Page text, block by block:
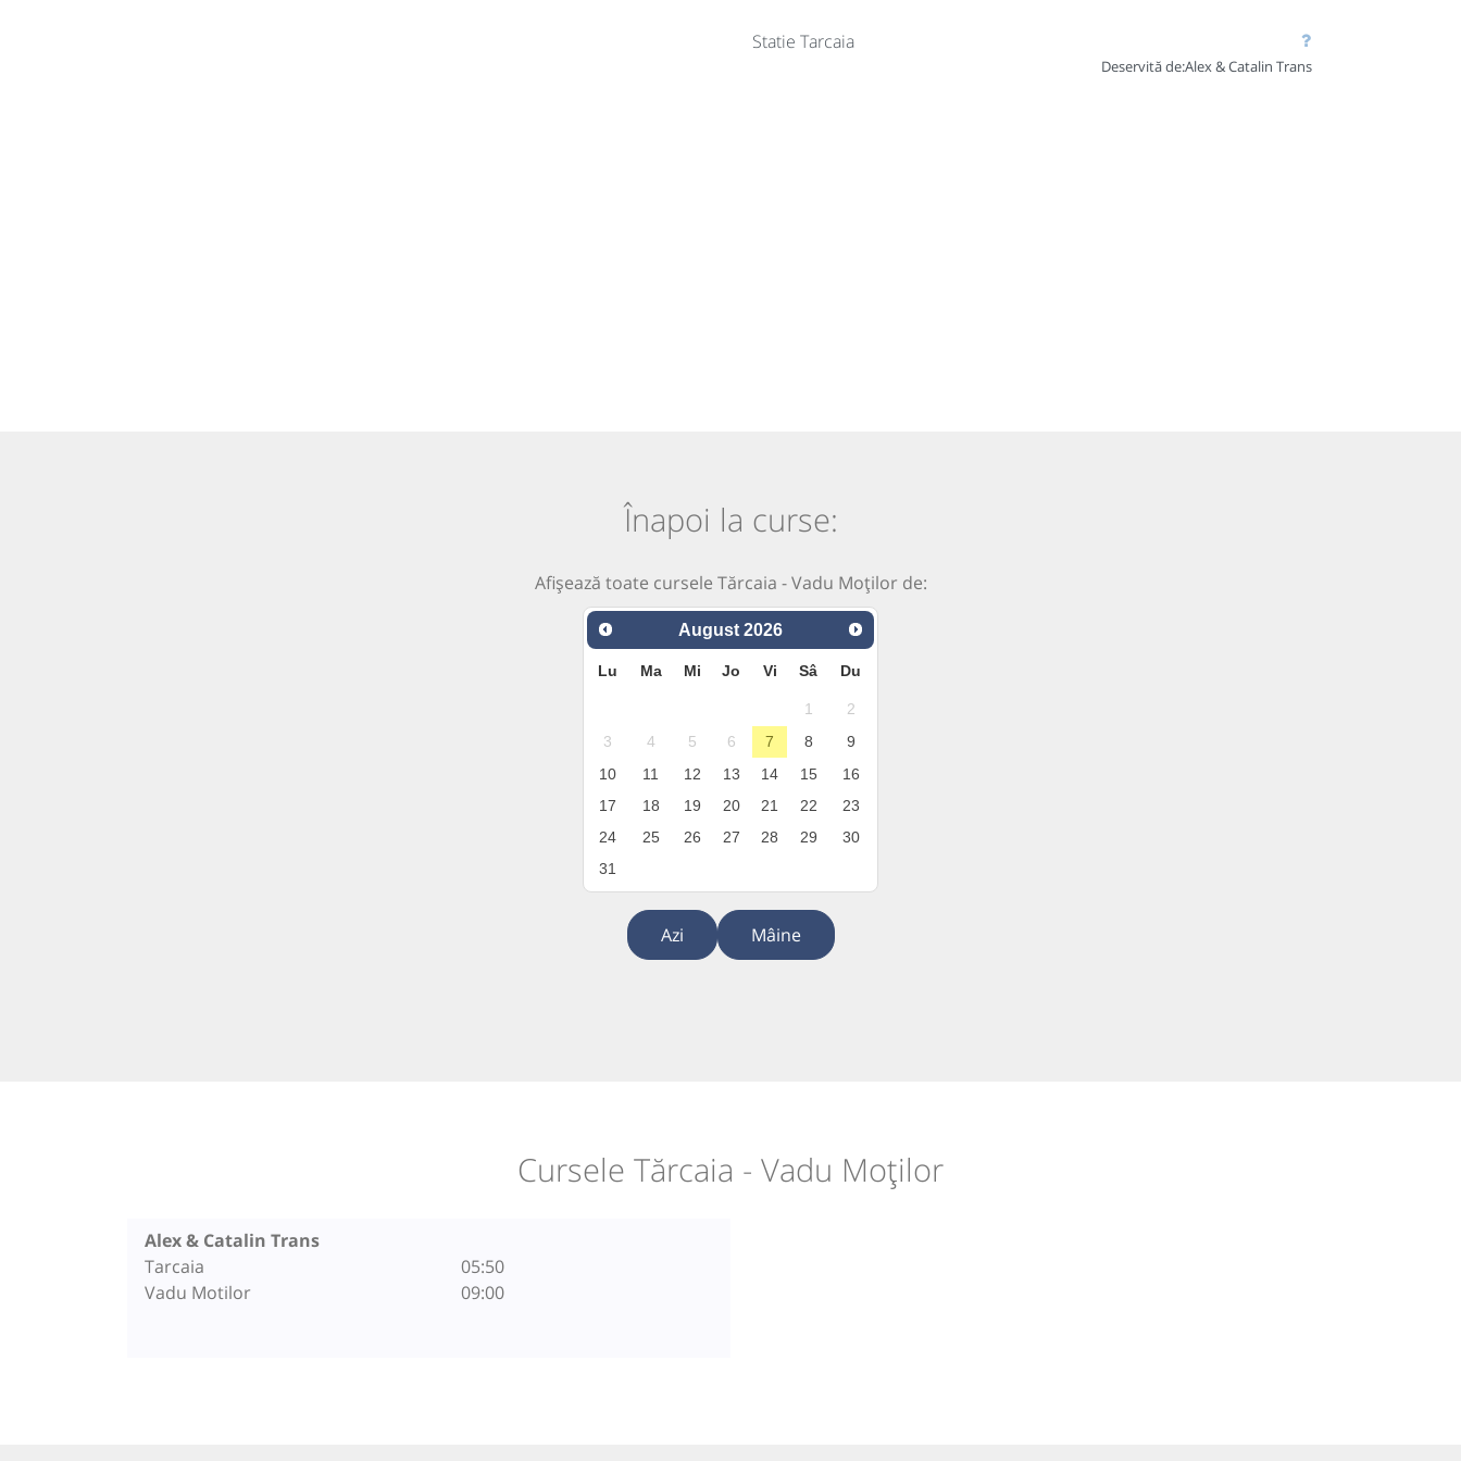
Statie Tarcaia
Deservită de:Alex & Catalin Trans
Înapoi la curse:
Afișează toate cursele Tărcaia - Vadu Moților de:
August 2026
Lu Ma Mi Jo Vi Sâ Du
1
2
3
4 5 6 7 8
9
10
11 12 13 14 15
16
17
18 19 20 21 22
23
24
25 26 27 28 29
30
31
Azi Mâine
Cursele Tărcaia - Vadu Moților
Alex & Catalin Trans
Tarcaia
Vadu Motilor
05:50
09:00